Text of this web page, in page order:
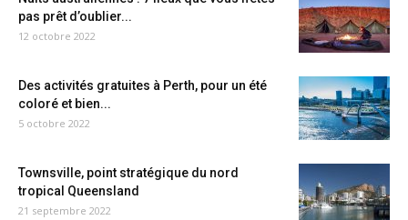
pas prêt d’oublier...
12 octobre 2022
Des activités gratuites à Perth, pour un été
coloré et bien...
5 octobre 2022
Townsville, point stratégique du nord
tropical Queensland
21 septembre 2022